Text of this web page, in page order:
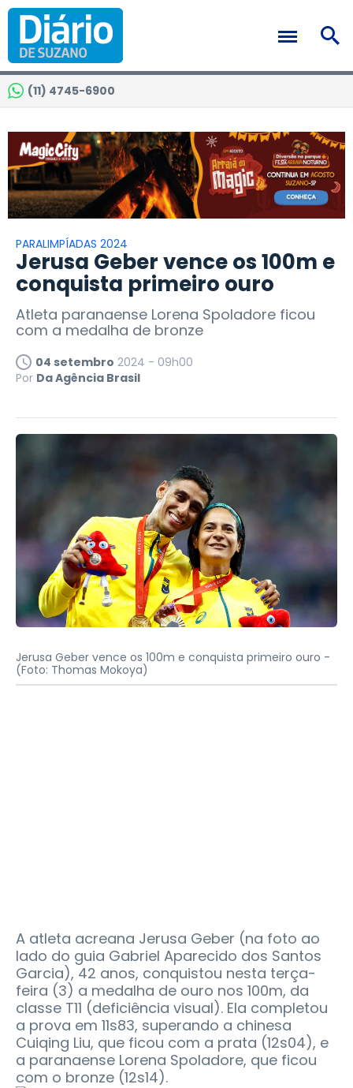
(11) 4745-6900
PARALIMPÍADAS 2024
Jerusa Geber vence os 100m e
conquista primeiro ouro
Atleta paranaense Lorena Spoladore ficou
com a medalha de bronze
04 setembro 2024 - 09h00
Por Da Agência Brasil
Jerusa Geber vence os 100m e conquista primeiro ouro -
(Foto: Thomas Mokoya)
A atleta acreana Jerusa Geber (na foto ao
lado do guia Gabriel Aparecido dos Santos
Garcia), 42 anos, conquistou nesta terça-
feira (3) a medalha de ouro nos 100m, da
classe T11 (deficiência visual). Ela completou
a prova em 11s83, superando a chinesa
Cuiqing Liu, que ficou com a prata (12s04), e
a paranaense Lorena Spoladore, que ficou
com o bronze (12s14).